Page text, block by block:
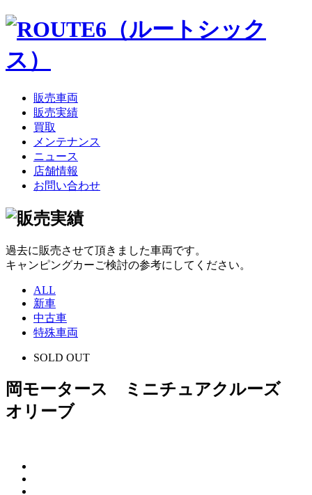
販売車両
販売実績
買取
メンテナンス
ニュース
店舗情報
お問い合わせ
過去に販売させて頂きました車両です。
キャンピングカーご検討の参考にしてください。
ALL
新車
中古車
特殊車両
SOLD OUT
岡モータース ミニチュアクルーズ
オリーブ